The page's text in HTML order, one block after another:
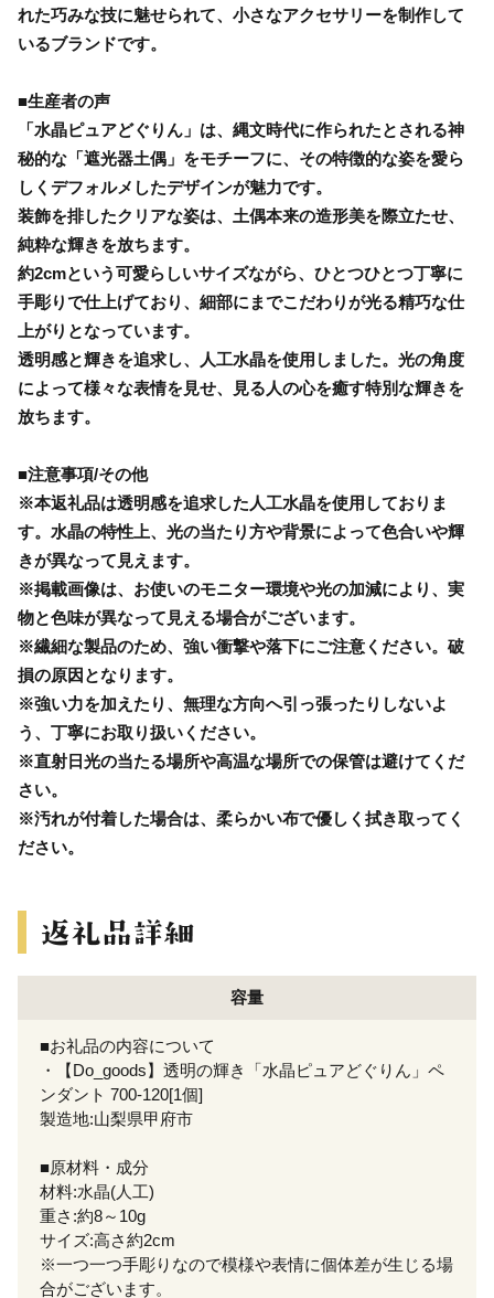
れた巧みな技に魅せられて、小さなアクセサリーを制作して
いるブランドです。
■生産者の声
「水晶ピュアどぐりん」は、縄文時代に作られたとされる神
秘的な「遮光器土偶」をモチーフに、その特徴的な姿を愛ら
しくデフォルメしたデザインが魅力です。
装飾を排したクリアな姿は、土偶本来の造形美を際立たせ、
純粋な輝きを放ちます。
約2cmという可愛らしいサイズながら、ひとつひとつ丁寧に
手彫りで仕上げており、細部にまでこだわりが光る精巧な仕
上がりとなっています。
透明感と輝きを追求し、人工水晶を使用しました。光の角度
によって様々な表情を見せ、見る人の心を癒す特別な輝きを
放ちます。
■注意事項/その他
※本返礼品は透明感を追求した人工水晶を使用しておりま
す。水晶の特性上、光の当たり方や背景によって色合いや輝
きが異なって見えます。
※掲載画像は、お使いのモニター環境や光の加減により、実
物と色味が異なって見える場合がございます。
※繊細な製品のため、強い衝撃や落下にご注意ください。破
損の原因となります。
※強い力を加えたり、無理な方向へ引っ張ったりしないよ
う、丁寧にお取り扱いください。
※直射日光の当たる場所や高温な場所での保管は避けてくだ
さい。
※汚れが付着した場合は、柔らかい布で優しく拭き取ってく
ださい。
容量
■お礼品の内容について
・【Do_goods】透明の輝き「水晶ピュアどぐりん」ペ
ンダント 700-120[1個]
製造地:山梨県甲府市
■原材料・成分
材料:水晶(人工)
重さ:約8～10g
サイズ:高さ約2cm
※一つ一つ手彫りなので模様や表情に個体差が生じる場
合がございます。